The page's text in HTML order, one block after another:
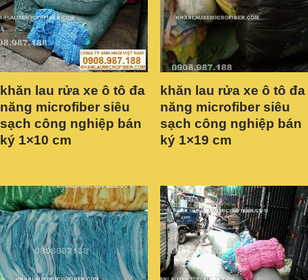
khăn lau rửa xe ô tô đa
năng microfiber siêu
sạch công nghiệp bán
ký 1×10 cm
khăn lau rửa xe ô tô đa
năng microfiber siêu
sạch công nghiệp bán
ký 1×19 cm